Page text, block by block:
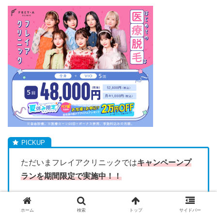
ただいまフレイアクリニックではキャンペーンプ
ランを期間限定で実施中！！
ホーム 検索 トップ サイドバー